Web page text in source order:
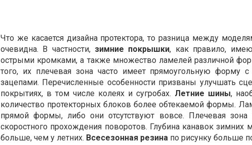
Что же касается дизайна протектора, то разница между
очевидна. В частности, зимние покрышки, как правило,
острыми кромками, а также множество ламелей различной
того, их плечевая зона часто имеет прямоугольную форму
зацепами. Перечисленные особенности призваны улучшать
покрытиях, в том числе колеях и сугробах. Летние шины,
количество протекторных блоков более обтекаемой формы.
прямой формы, либо они отсутствуют вовсе. Плечевая зона
скоростного прохождения поворотов. Глубина канавок зимних
больше, чем у летних. Всесезонная резина по рисунку больше